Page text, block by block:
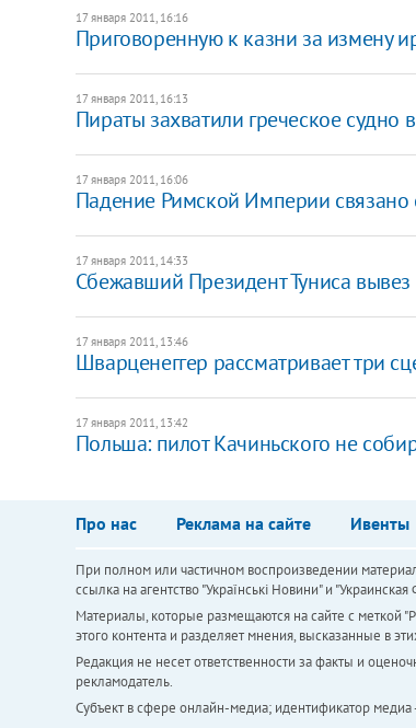
17 января 2011, 16:16
Приговоренную к казни за измену
17 января 2011, 16:13
Пираты захватили греческое судно
17 января 2011, 16:06
Падение Римской Империи
17 января 2011, 14:33
Сбежавший Президент Туниса
17 января 2011, 13:46
Шварценеггер рассматривает три
17 января 2011, 13:42
Польша: пилот Качиньского не
Про нас Реклама на сайте Ивенты
При полном или частичном воспроизведении
ссылка на агентство "Українськi Новини" и
Материалы, которые размещаются на сайте с меткой
этого контента и разделяет мнения, высказанные в
Редакция не несет ответственности за факты и
рекламодатель.
Субъект в сфере онлайн-медиа; идентификатор